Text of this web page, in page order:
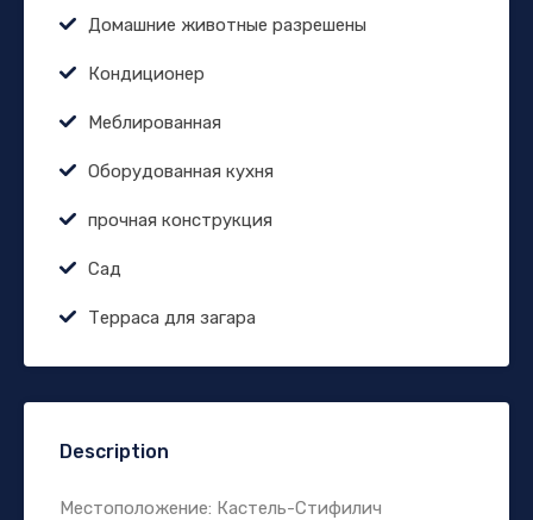
Домашние животные разрешены
Кондиционер
Меблированная
Оборудованная кухня
прочная конструкция
Сад
Терраса для загара
Description
Местоположение: Кастель-Стифилич